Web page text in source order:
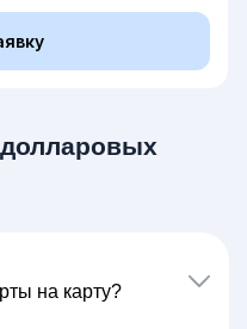
на карту?